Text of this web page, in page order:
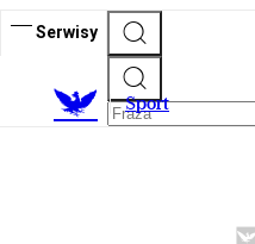
Serwisy
Sport